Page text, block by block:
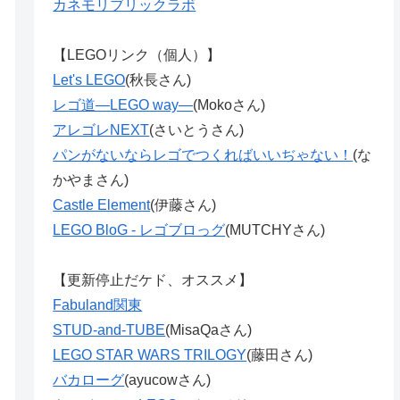
カネモリブリックラボ
【LEGOリンク（個人）】
Let's LEGO(秋長さん)
レゴ道―LEGO way―(Mokoさん)
アレゴレNEXT(さいとうさん)
パンがないならレゴでつくればいいぢゃない！ (な
かやまさん)
Castle Element(伊藤さん)
LEGO BloG - レゴブロっグ(MUTCHYさん)
【更新停止だケド、オススメ】
Fabuland関東
STUD-and-TUBE(MisaQaさん)
LEGO STAR WARS TRILOGY(藤田さん)
バカローグ(ayucowさん)